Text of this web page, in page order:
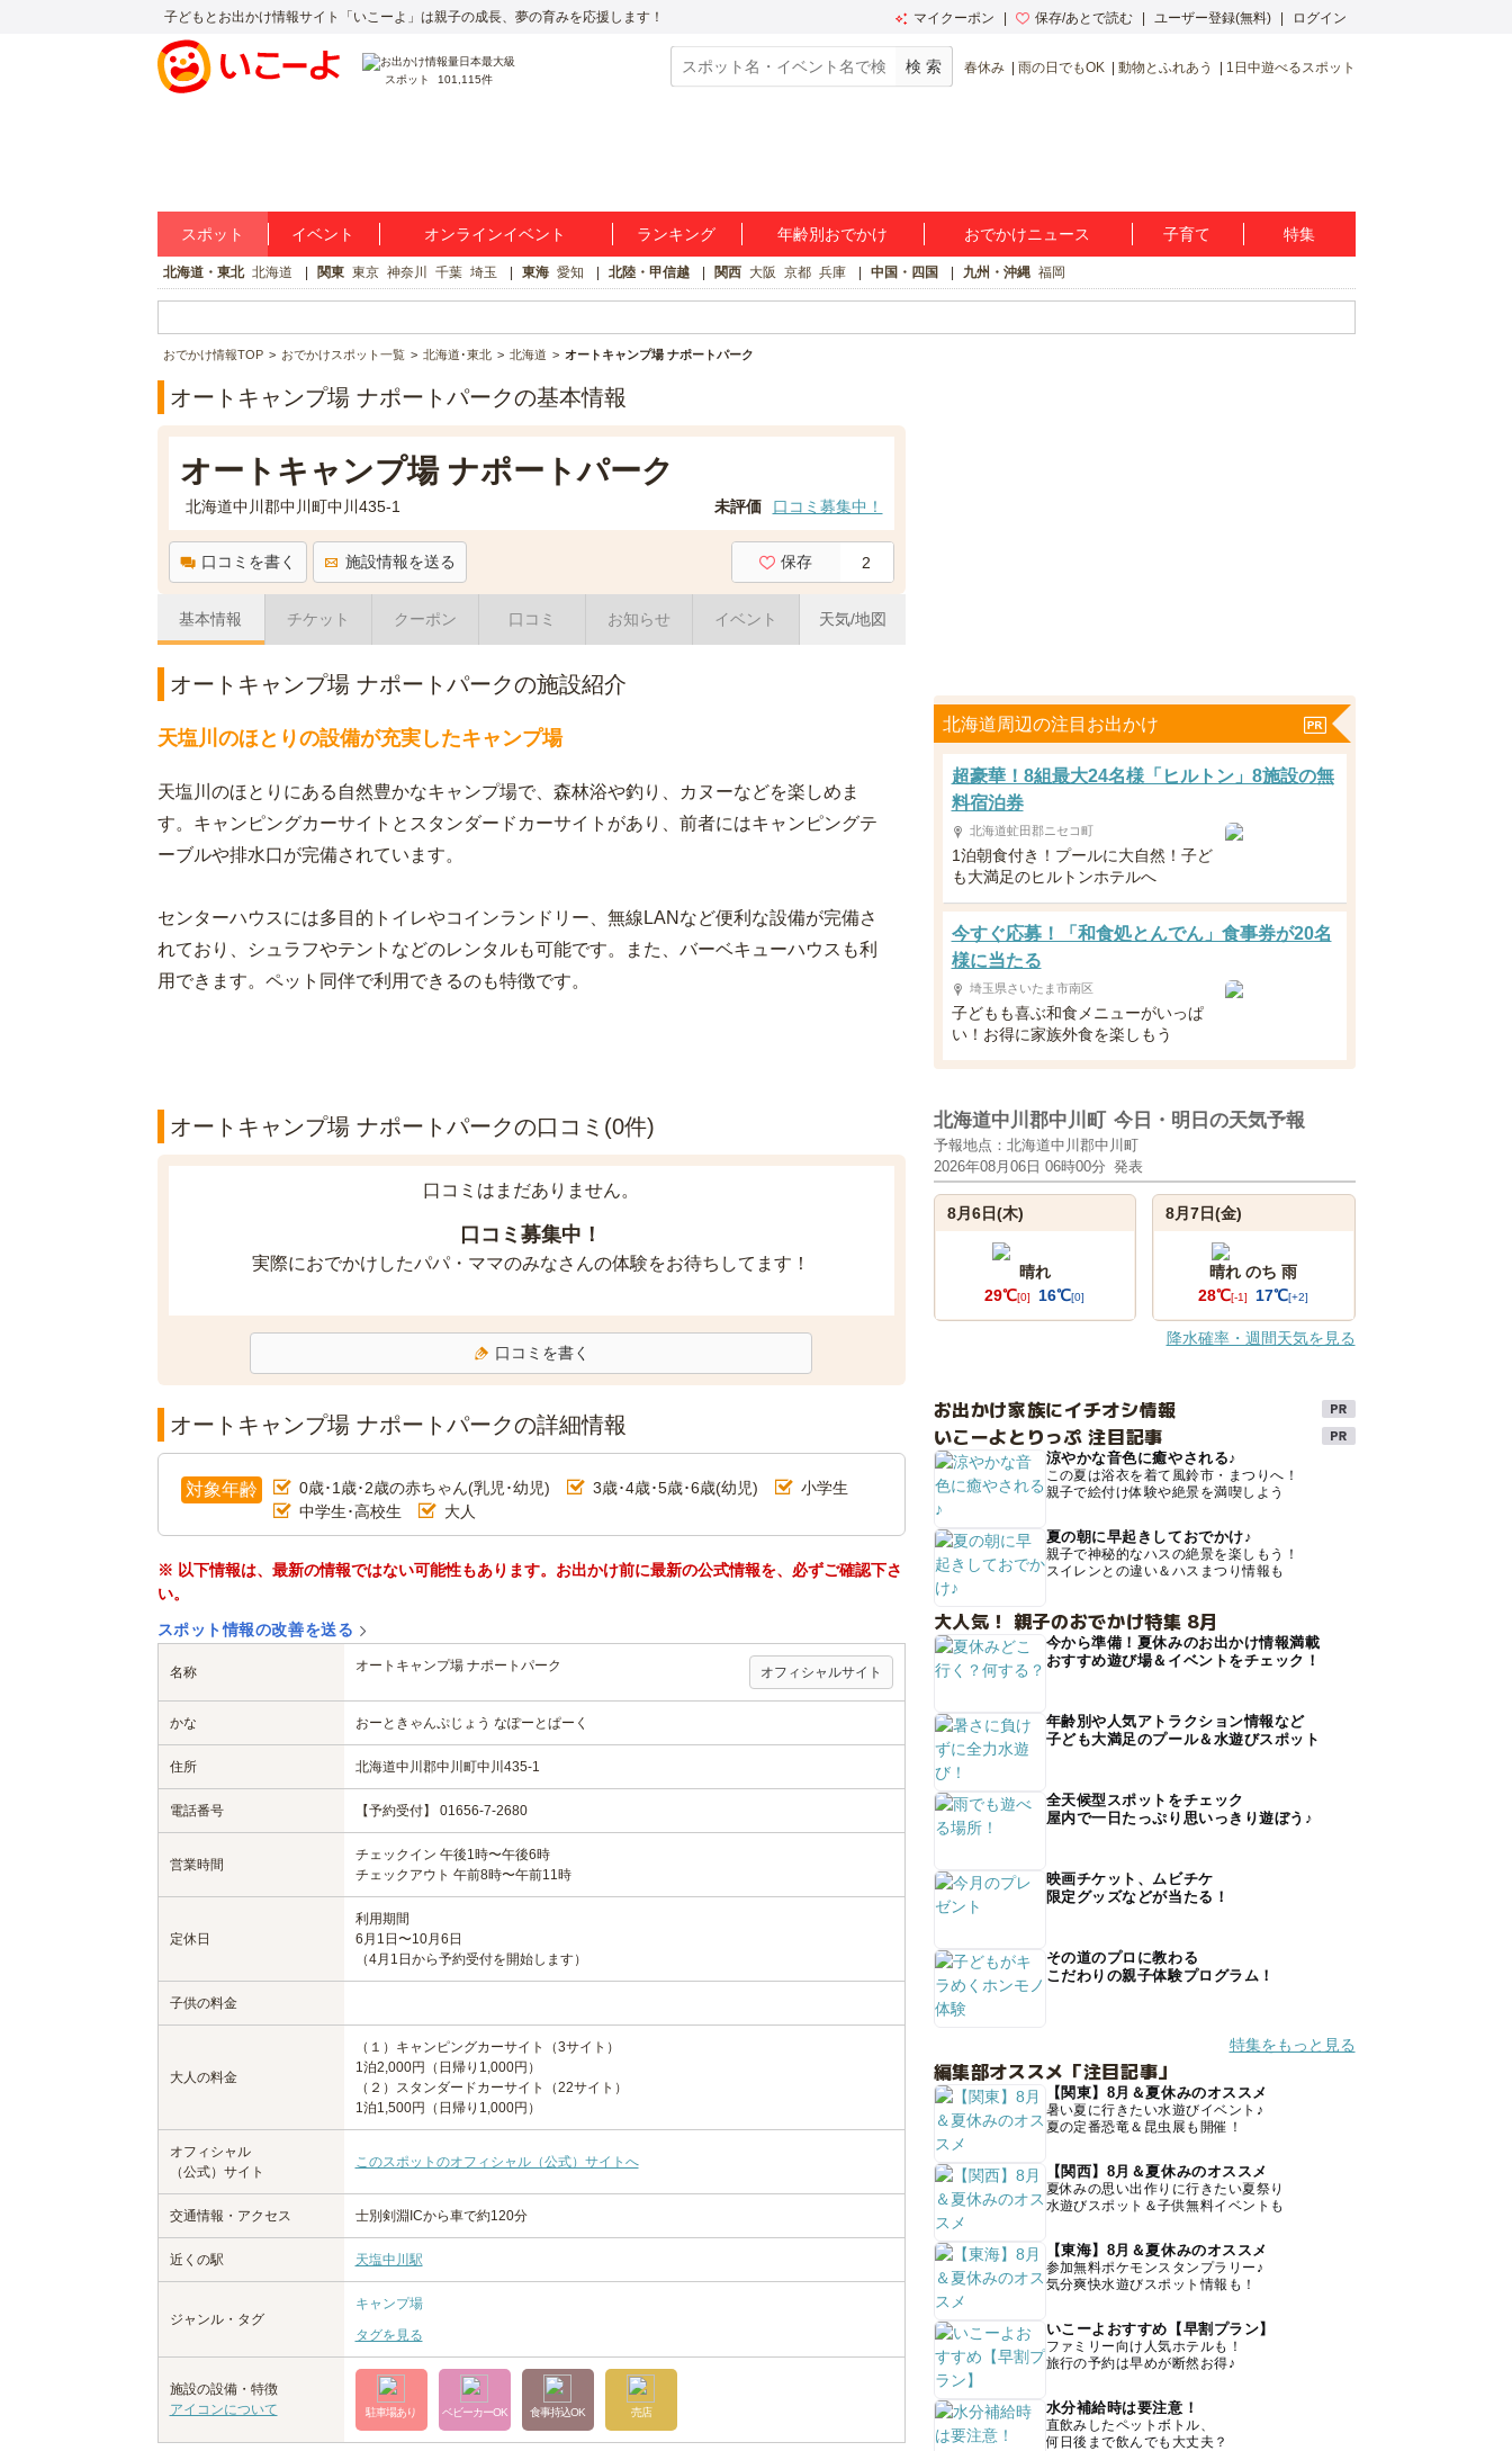
子どもとお出かけ情報サイト「いこーよ」は親子の成長、夢の育みを応援します！ マイクーポン 保存/あとで読む ユーザー登録(無料) ログイン
スポット 101,115件
春休み 雨の日でもOK 動物とふれあう 1日中遊べるスポット
スポット イベント オンラインイベント ランキング 年齢別おでかけ おでかけニュース 子育て 特集
北海道・東北 北海道 関東 東京 神奈川 千葉 埼玉 東海 愛知 北陸・甲信越 関西 大阪 京都 兵庫 中国・四国 九州・沖縄 福岡
おでかけ情報TOP おでかけスポット一覧 北海道･東北 北海道 オートキャンプ場 ナポートパーク
オートキャンプ場 ナポートパークの基本情報
オートキャンプ場 ナポートパーク
北海道中川郡中川町中川435-1 未評価 口コミ募集中！
口コミを書く 施設情報を送る 保存 2
基本情報 チケット クーポン 口コミ お知らせ イベント 天気/地図
オートキャンプ場 ナポートパークの施設紹介
天塩川のほとりの設備が充実したキャンプ場
天塩川のほとりにある自然豊かなキャンプ場で、森林浴や釣り、カヌーなどを楽しめま
す。キャンピングカーサイトとスタンダードカーサイトがあり、前者にはキャンピングテ
ーブルや排水口が完備されています。
センターハウスには多目的トイレやコインランドリー、無線LANなど便利な設備が完備さ
れており、シュラフやテントなどのレンタルも可能です。また、バーベキューハウスも利
用できます。ペット同伴で利用できるのも特徴です。
オートキャンプ場 ナポートパークの口コミ(0件)
口コミはまだありません。
口コミ募集中！
実際におでかけしたパパ・ママのみなさんの体験をお待ちしてます！
口コミを書く
オートキャンプ場 ナポートパークの詳細情報
対象年齢 0歳･1歳･2歳の赤ちゃん(乳児･幼児) 3歳･4歳･5歳･6歳(幼児)
小学生
中学生･高校生
大人
※ 以下情報は、最新の情報ではない可能性もあります。お出かけ前に最新の公式情報を、必ずご確認下さ
い。
スポット情報の改善を送る
名称 オートキャンプ場 ナポートパーク オフィシャルサイト
かな おーときゃんぷじょう なぽーとぱーく
住所 北海道中川郡中川町中川435-1
電話番号 【予約受付】 01656-7-2680
営業時間
チェックイン 午後1時〜午後6時
チェックアウト 午前8時〜午前11時
定休日
利用期間
6月1日〜10月6日
（4月1日から予約受付を開始します）
子供の料金
大人の料金
（１）キャンピングカーサイト（3サイト）
1泊2,000円（日帰り1,000円）
（２）スタンダードカーサイト（22サイト）
1泊1,500円（日帰り1,000円）
オフィシャル
（公式）サイト
このスポットのオフィシャル（公式）サイトへ
交通情報・アクセス 士別剣淵ICから車で約120分
近くの駅 天塩中川駅
ジャンル・タグ
キャンプ場
タグを見る
施設の設備・特徴
アイコンについて
駐車場あり ベビーカーOK 食事持込OK 売店
北海道周辺の注目お出かけ
超豪華！8組最大24名様「ヒルトン」8施設の無
料宿泊券
北海道虻田郡ニセコ町
1泊朝食付き！プールに大自然！子ど
も大満足のヒルトンホテルへ
今すぐ応募！「和食処とんでん」食事券が20名
様に当たる
埼玉県さいたま市南区
子どもも喜ぶ和食メニューがいっぱ
い！お得に家族外食を楽しもう
北海道中川郡中川町 今日・明日の天気予報
予報地点：北海道中川郡中川町
2026年08月06日 06時00分 発表
8月6日(木)
晴れ
29℃[0] 16℃[0]
8月7日(金)
晴れ のち 雨
28℃[-1] 17℃[+2]
降水確率・週間天気を見る
お出かけ家族にイチオシ情報
いこーよとりっぷ 注目記事
涼やかな音色に癒やされる♪
この夏は浴衣を着て風鈴市・まつりへ！
親子で絵付け体験や絶景を満喫しよう
夏の朝に早起きしておでかけ♪
親子で神秘的なハスの絶景を楽しもう！
スイレンとの違い＆ハスまつり情報も
大人気！ 親子のおでかけ特集 8月
今から準備！夏休みのお出かけ情報満載
おすすめ遊び場＆イベントをチェック！
年齢別や人気アトラクション情報など
子ども大満足のプール＆水遊びスポット
全天候型スポットをチェック
屋内で一日たっぷり思いっきり遊ぼう♪
映画チケット、ムビチケ
限定グッズなどが当たる！
その道のプロに教わる
こだわりの親子体験プログラム！
特集をもっと見る
編集部オススメ「注目記事」
【関東】8月＆夏休みのオススメ
暑い夏に行きたい水遊びイベント♪
夏の定番恐竜＆昆虫展も開催！
【関西】8月＆夏休みのオススメ
夏休みの思い出作りに行きたい夏祭り
水遊びスポット＆子供無料イベントも
【東海】8月＆夏休みのオススメ
参加無料ポケモンスタンプラリー♪
気分爽快水遊びスポット情報も！
いこーよおすすめ【早割プラン】
ファミリー向け人気ホテルも！
旅行の予約は早めが断然お得♪
水分補給時は要注意！
直飲みしたペットボトル、
何日後まで飲んでも大丈夫？